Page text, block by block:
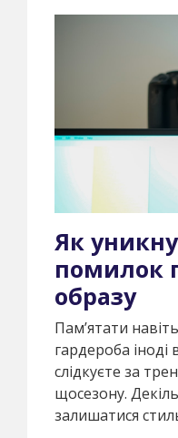
Як
помилок
образу
Пам’ятати
гардероба
слідкуєте за
щосезону.
залишатися